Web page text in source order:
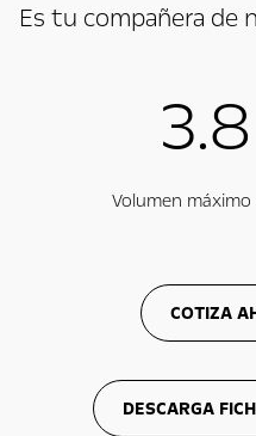
Es tu compañera de
3.8
Volumen
COTIZA
DESCARGA